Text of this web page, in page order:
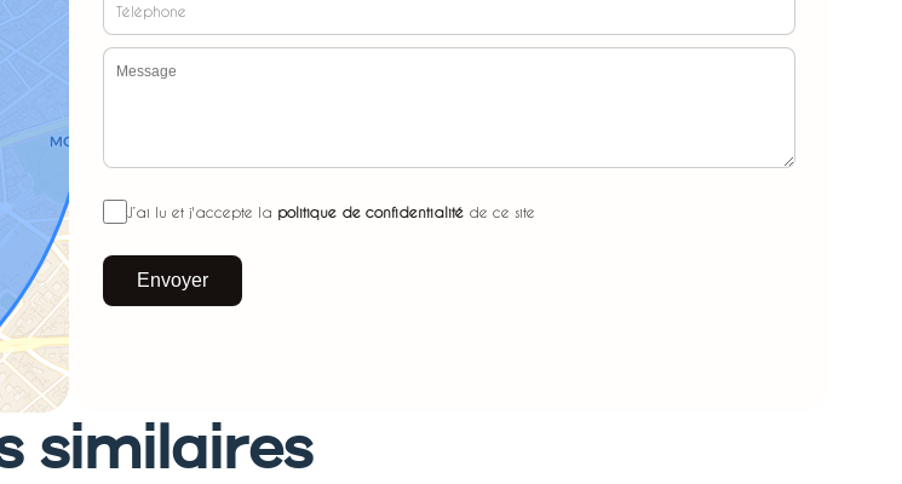
J’ai lu et j'accepte la politique de confidentialité de ce site
Envoyer
similaires